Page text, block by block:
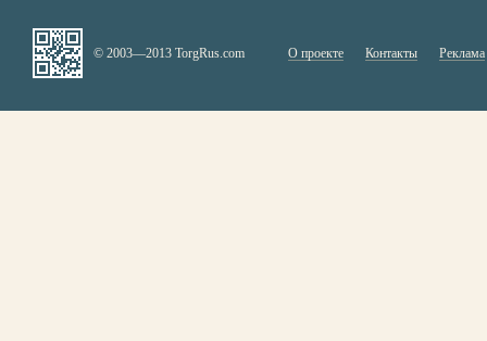
© 2003—2013 TorgRus.com О проекте Контакты Реклама